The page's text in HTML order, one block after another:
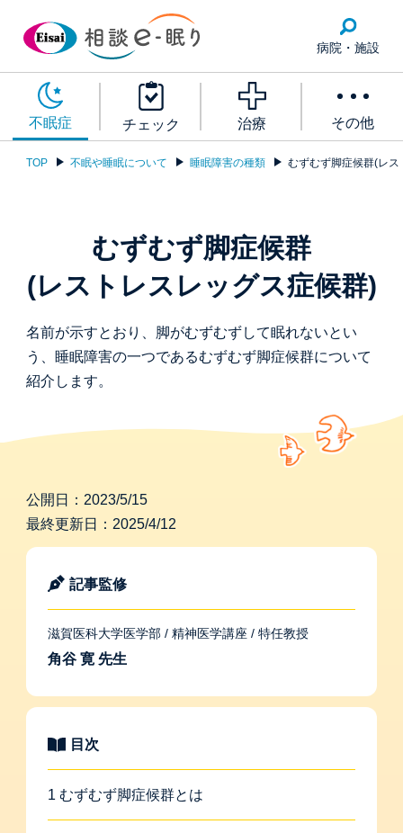
病院・施設
不眠症 チェック 治療 その他
TOP 不眠や睡眠について 睡眠障害の種類 むずむず脚症候群(レ
むずむず脚症候群
(レストレスレッグス症候群)
名前が示すとおり、脚がむずむずして眠れないとい
う、睡眠障害の一つであるむずむず脚症候群について
紹介します。
公開日： 2023/5/15
最終更新日： 2025/4/12
記事監修
滋賀医科大学医学部 / 精神医学講座 / 特任教授
角谷 寛 先生
目次
1 むずむず脚症候群とは